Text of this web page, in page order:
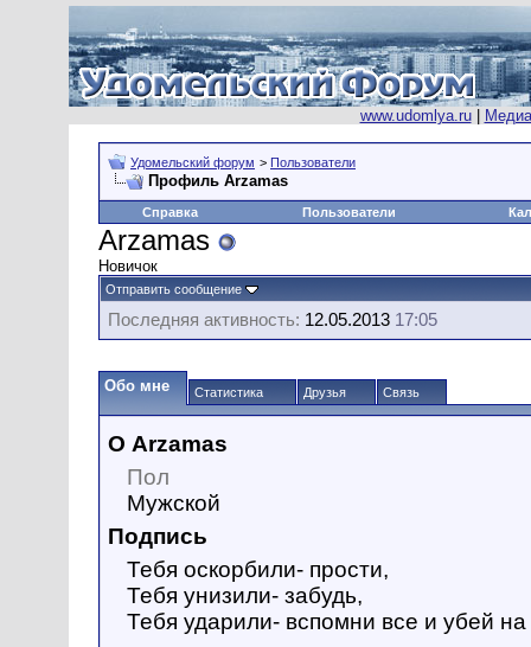
www.udomlya.ru|
Удомельский форум > Пользователи
Профиль Arzamas
Справка Пользователи
Arzamas
Новичок
Отправить сообщение
Последняя активность: 12.05.2013 17:05
Обо мне Статистика Друзья Связь
О Arzamas
Пол
Мужской
Подпись
Тебя оскорбили- прости,
Тебя унизили- забудь,
Тебя ударили- вспомни все и убей